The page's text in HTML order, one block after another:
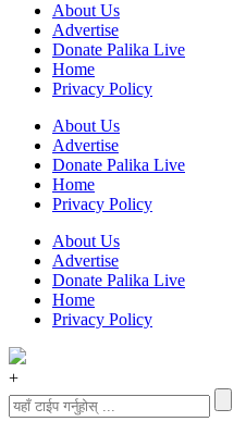
About Us
Advertise
Donate Palika Live
Home
Privacy Policy
About Us
Advertise
Donate Palika Live
Home
Privacy Policy
About Us
Advertise
Donate Palika Live
Home
Privacy Policy
+